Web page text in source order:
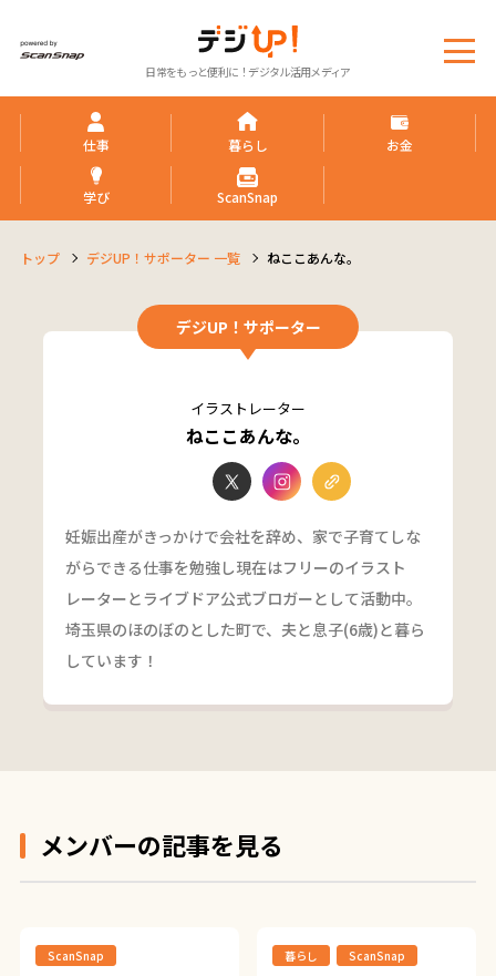
日常をもっと便利に！デジタル活用メディア
メ
ニ
仕事 暮らし お金
学び ScanSnap
トップ デジUP！サポーター 一覧 ねここあんな。
デジUP！サポーター
イラストレーター
ねここあんな。
妊娠出産がきっかけで会社を辞め、家で子育てしな
がらできる仕事を勉強し現在はフリーのイラスト
レーターとライブドア公式ブロガーとして活動中。
埼玉県のほのぼのとした町で、夫と息子(6歳)と暮ら
しています！
メンバーの記事を見る
ScanSnap 暮らし ScanSnap